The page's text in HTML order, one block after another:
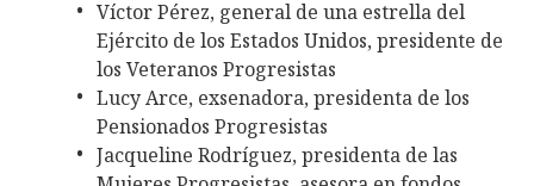
Víctor Pérez, general de una estrella del
Ejército de los Estados Unidos, presidente de
los Veteranos Progresistas
Lucy Arce, exsenadora, presidenta de los
Pensionados Progresistas
Jacqueline Rodríguez, presidenta de las